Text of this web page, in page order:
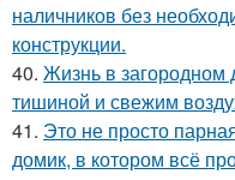
наличников без
конструкции.
40. Жизнь в загородном
тишиной и свежим
41. Это не просто
домик, в котором всё